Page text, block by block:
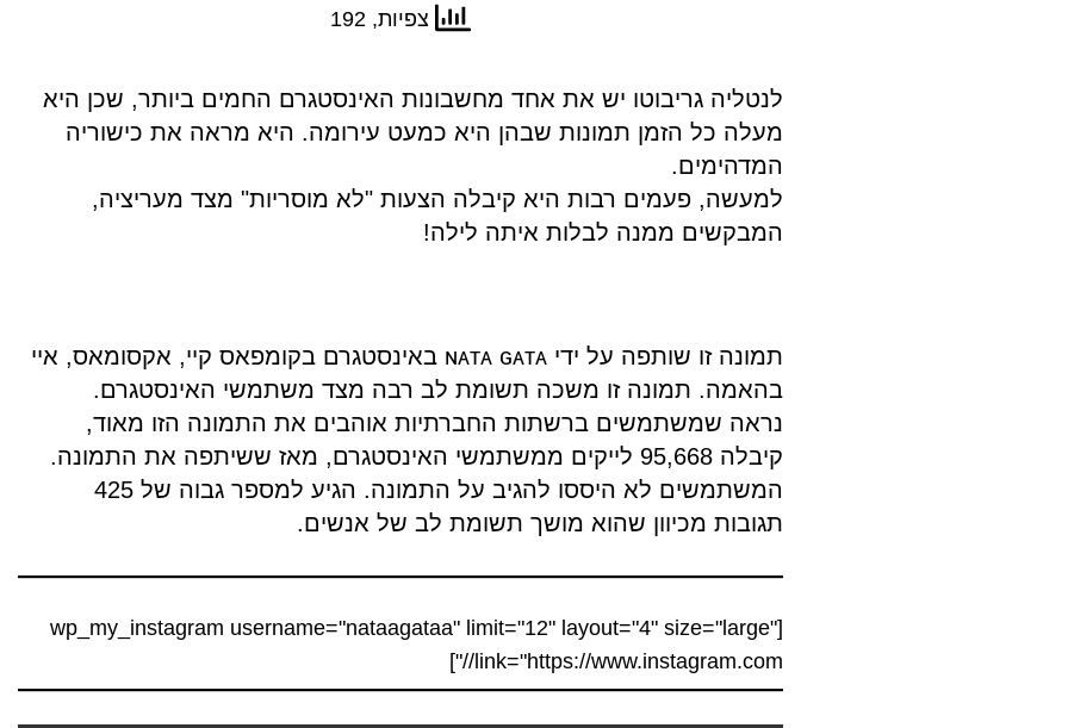
צפיות, 192
לנטליה גריבוטו יש את אחד מחשבונות האינסטגרם החמים ביותר, שכן היא
מעלה כל הזמן תמונות שבהן היא כמעט עירומה. היא מראה את כישוריה
המדהימים.
למעשה, פעמים רבות היא קיבלה הצעות "לא מוסריות" מצד מעריציה,
המבקשים ממנה לבלות איתה לילה!
תמונה זו שותפה על ידי ɴᴀᴛᴀ ɢᴀᴛᴀ באינסטגרם בקומפאס קיי, אקסומאס, איי
בהאמה. תמונה זו משכה תשומת לב רבה מצד משתמשי האינסטגרם.
נראה שמשתמשים ברשתות החברתיות אוהבים את התמונה הזו מאוד,
קיבלה 95,668 לייקים ממשתמשי האינסטגרם, מאז ששיתפה את התמונה.
המשתמשים לא היססו להגיב על התמונה. הגיע למספר גבוה של 425
תגובות מכיוון שהוא מושך תשומת לב של אנשים.
[wp_my_instagram username="nataagataa" limit="12" layout="4" size="large"
link="https://www.instagram.com//"]